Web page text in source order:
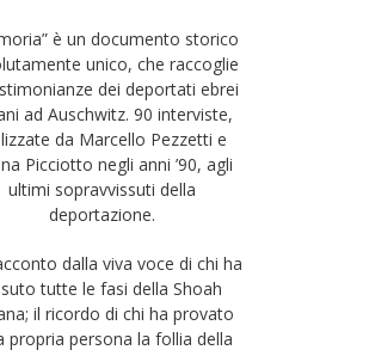
è un documento storico
unico, che raccoglie
dei deportati ebrei
ad Auschwitz. 90 interviste,
da Marcello Pezzetti e
Picciotto negli anni ’90, agli
ultimi sopravvissuti della
deportazione.
dalla viva voce di chi ha
tutte le fasi della Shoah
il ricordo di chi ha provato
propria persona la follia della